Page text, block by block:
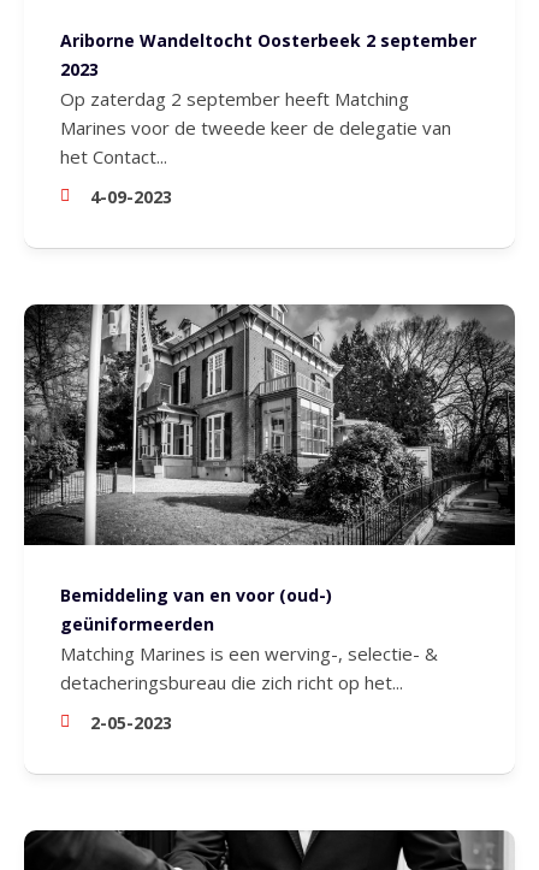
Ariborne Wandeltocht Oosterbeek 2 september
2023
Op zaterdag 2 september heeft Matching
Marines voor de tweede keer de delegatie van
het Contact...
4-09-2023
Bemiddeling van en voor (oud-)
geüniformeerden
Matching Marines is een werving-, selectie- &
detacheringsbureau die zich richt op het...
2-05-2023